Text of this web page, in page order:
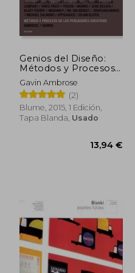
5%
dcto.
45,00 €
42,75 €
Genios del Diseño:
Métodos y Procesos
de los Pensadores
Creativos
Gavin Ambrose
(2)
Blume, 2015, 1 Edición,
Tapa Blanda, Usado